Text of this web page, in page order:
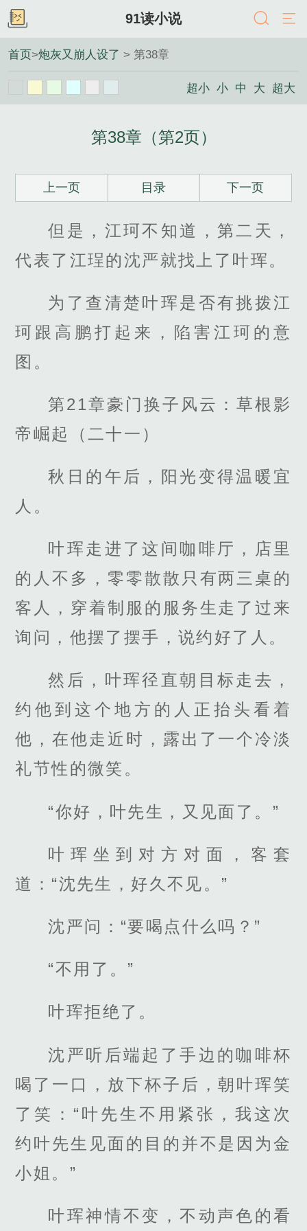
91读小说
首页>炮灰又崩人设了 > 第38章
超小 小 中 大 超大
第38章（第2页）
上一页 目录 下一页
但是，江珂不知道，第二天，
代表了江珵的沈严就找上了叶珲。
为了查清楚叶珲是否有挑拨江
珂跟高鹏打起来，陷害江珂的意
图。
第21章豪门换子风云：草根影
帝崛起（二十一）
秋日的午后，阳光变得温暖宜
人。
叶珲走进了这间咖啡厅，店里
的人不多，零零散散只有两三桌的
客人，穿着制服的服务生走了过来
询问，他摆了摆手，说约好了人。
然后，叶珲径直朝目标走去，
约他到这个地方的人正抬头看着
他，在他走近时，露出了一个冷淡
礼节性的微笑。
“你好，叶先生，又见面了。”
叶珲坐到对方对面，客套
道：“沈先生，好久不见。”
沈严问：“要喝点什么吗？”
“不用了。”
叶珲拒绝了。
沈严听后端起了手边的咖啡杯
喝了一口，放下杯子后，朝叶珲笑
了笑：“叶先生不用紧张，我这次
约叶先生见面的目的并不是因为金
小姐。”
叶珲神情不变，不动声色的看